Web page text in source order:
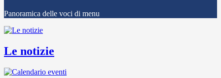
Panoramica delle voci di menu
Le notizie